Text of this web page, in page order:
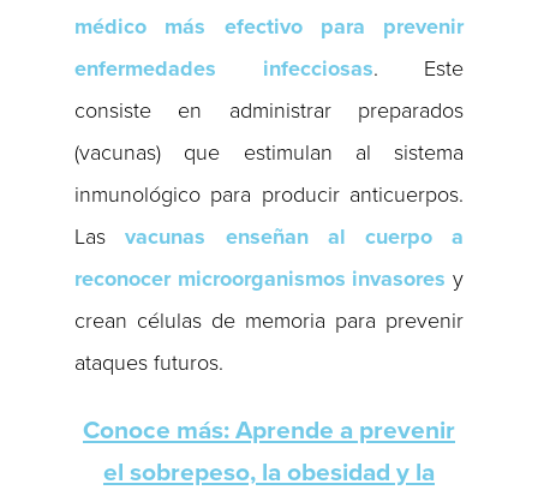
médico más efectivo para prevenir
enfermedades infecciosas. Este
consiste en administrar preparados
(vacunas) que estimulan al sistema
inmunológico para producir anticuerpos.
Lasvacunas
enseñan al cuerpo a
reconocer microorganismos invasores y
crean células de memoria para prevenir
ataques futuros.
Conoce más: Aprende a prevenir
el sobrepeso, la obesidad y la